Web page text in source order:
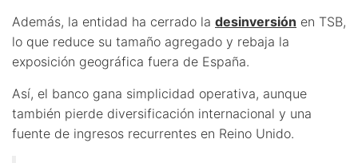
Además, la entidad ha cerrado la desinversión en TSB,
lo que reduce su tamaño agregado y rebaja la
exposición geográfica fuera de España.
Así, el banco gana simplicidad operativa, aunque
también pierde diversificación internacional y una
fuente de ingresos recurrentes en Reino Unido.